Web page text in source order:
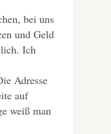
bei uns
und Geld
Ich
Adresse
auf
weiß man